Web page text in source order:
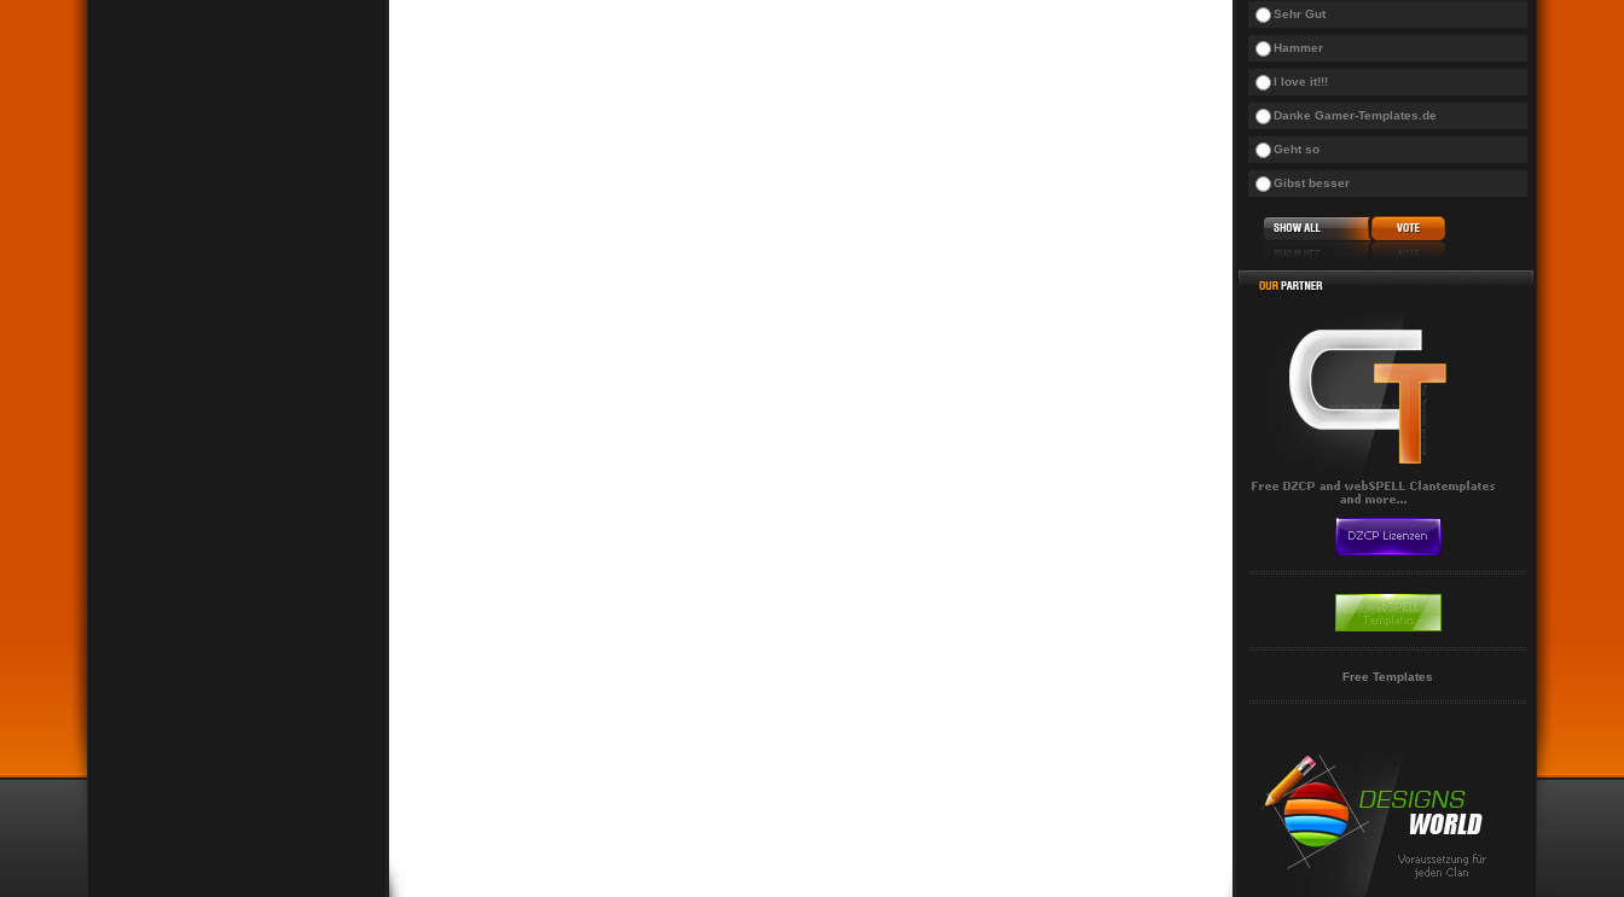
Sehr Gut
Hammer
I love it!!!
Danke Gamer-Templates.de
Geht so
Gibst besser
Free Templates